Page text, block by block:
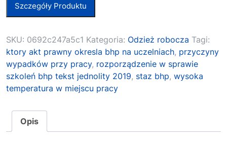
Szczegóły Produktu
SKU: 0692c247a5c1 Kategoria: Odzież robocza Tagi:
ktory akt prawny okresla bhp na uczelniach, przyczyny
wypadków przy pracy, rozporządzenie w sprawie
szkoleń bhp tekst jednolity 2019, staz bhp, wysoka
temperatura w miejscu pracy
Opis